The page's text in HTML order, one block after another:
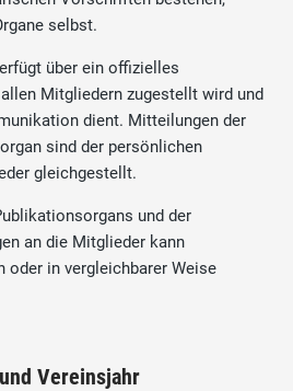
selbst.
über ein offizielles
Mitgliedern zugestellt wird und
dient. Mitteilungen der
sind der persönlichen
gleichgestellt.
und der
an die Mitglieder kann
in vergleichbarer Weise
Vereinsjahr